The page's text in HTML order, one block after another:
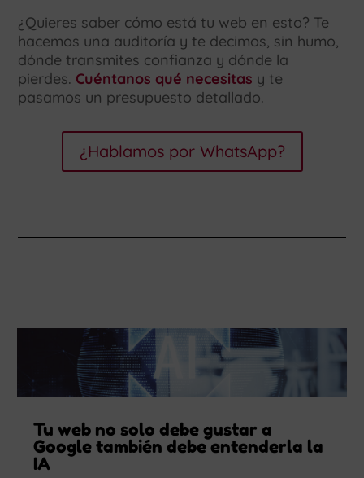
¿Quieres saber cómo está tu web en esto? Te
hacemos una auditoría y te decimos, sin humo,
dónde transmites confianza y dónde la
pierdes. Cuéntanos qué necesitas y te
pasamos un presupuesto detallado.
¿Hablamos por WhatsApp?
Tu web no solo debe gustar a
Google también debe entenderla la
IA